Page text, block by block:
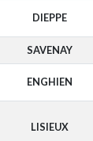
DIEPPE
SAVENAY
ENGHIEN
LISIEUX